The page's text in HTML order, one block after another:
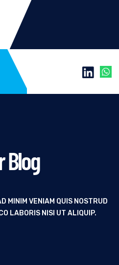
Blog
MINIM VENIAM QUIS NOSTRUD
LABORIS NISI UT ALIQUIP.